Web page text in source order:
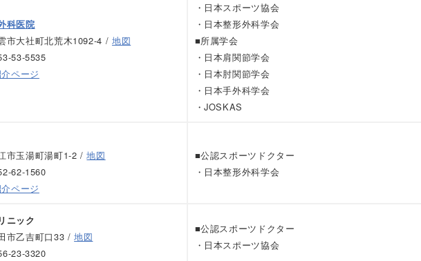
科医院
市大社町北荒木1092-4 / 地図
53-5535
ページ
・日本スポーツ協会
・日本整形外科学会
■所属学会
・日本肩関節学会
・日本肘関節学会
・日本手外科学会
・JOSKAS
市玉湯町湯町1-2 /地図
62-1560
ページ
■公認スポーツドクター
・日本整形外科学会
ニック
市乙吉町口33 /地図
23-3320
■公認スポーツドクター
・日本スポーツ協会